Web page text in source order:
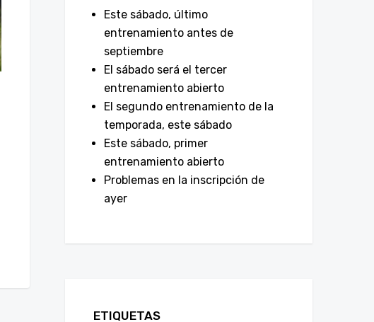
Este sábado, último
entrenamiento antes de
septiembre
El sábado será el tercer
entrenamiento abierto
El segundo entrenamiento de la
temporada, este sábado
Este sábado, primer
entrenamiento abierto
Problemas en la inscripción de
ayer
ETIQUETAS